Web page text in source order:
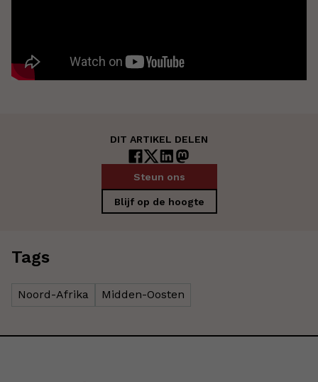
DIT ARTIKEL DELEN
Steun ons
Blijf op de hoogte
Tags
Noord-Afrika Midden-Oosten